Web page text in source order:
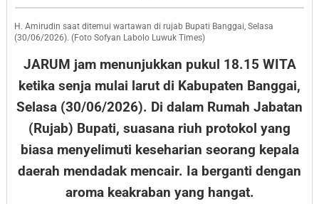
Pejabat
Eselon
di
Rujab
Bupati
Banggai
Amirudin
H. Amirudin saat ditemui wartawan di rujab Bupati Banggai, Selasa
(30/06/2026). (Foto Sofyan Labolo Luwuk Times)
JARUM jam menunjukkan pukul 18.15 WITA
ketika senja mulai larut di Kabupaten Banggai,
Selasa (30/06/2026). Di dalam Rumah Jabatan
(Rujab) Bupati, suasana riuh protokol yang
biasa menyelimuti keseharian seorang kepala
daerah mendadak mencair. Ia berganti dengan
aroma keakraban yang hangat.